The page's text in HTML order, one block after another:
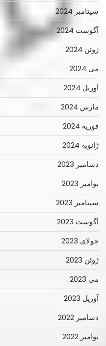
سپتامبر 2024
آگوست 2024
ژوئن 2024
می 2024
آوریل 2024
مارس 2024
فوریه 2024
ژانویه 2024
دسامبر 2023
نوامبر 2023
سپتامبر 2023
آگوست 2023
جولای 2023
ژوئن 2023
می 2023
آوریل 2023
دسامبر 2022
نوامبر 2022